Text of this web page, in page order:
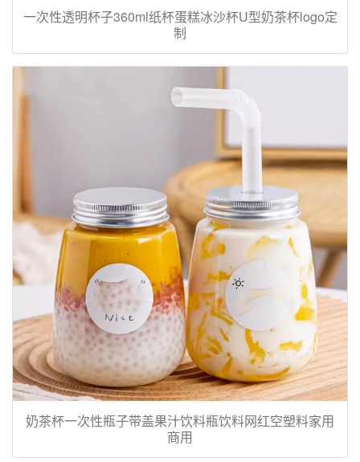
一次性透明杯子360ml纸杯蛋糕冰沙杯U型奶茶杯logo定
制
奶茶杯一次性瓶子带盖果汁饮料瓶饮料网红空塑料家用
商用